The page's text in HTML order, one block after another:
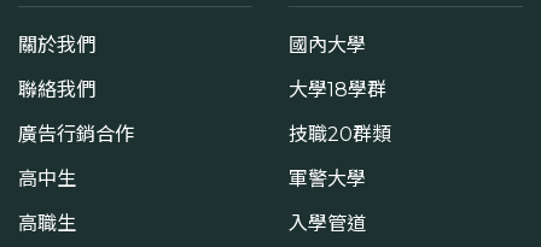
關於我們
聯絡我們
廣告行銷合作
高中生
高職生
國內大學
大學18學群
技職20群類
軍警大學
入學管道